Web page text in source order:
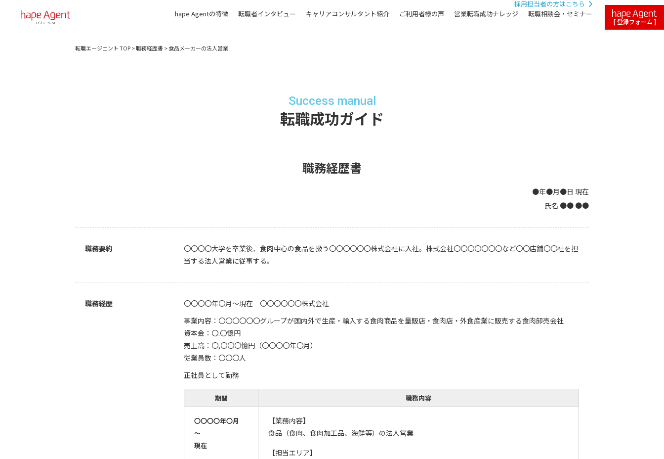
採用担当者の方はこちら
hape Agentの特徴
転職者インタビュー キャリアコンサルタント紹介 ご利用者様の声 営業転職成功ナレッジ 転職相談会・セミナー
[ 登録フォーム ]
転職エージェント TOP>職務経歴書>食品メーカーの法人営業
Success manual
転職成功ガイド
職務経歴書
●年●月●日 現在
氏名 ●● ●●
職務要約
〇〇〇〇大学を卒業後、食肉中心の食品を扱う〇〇〇〇〇〇株式会社に入社。株式会社〇〇〇〇〇〇〇など〇〇店舗〇〇社を担
当する法人営業に従事する。
職務経歴
〇〇〇〇年〇月～現在 〇〇〇〇〇〇株式会社
事業内容：〇〇〇〇〇〇グループが国内外で生産・輸入する食肉商品を量販店・食肉店・外食産業に販売する食肉卸売会社
資本金：〇.〇憶円
売上高：〇,〇〇〇憶円（〇〇〇〇年〇月）
従業員数：〇〇〇人
正社員として勤務
期間 職務内容
〇〇〇〇年〇月
～
現在
【業務内容】
食品（食肉、食肉加工品、海鮮等）の法人営業
【担当エリア】